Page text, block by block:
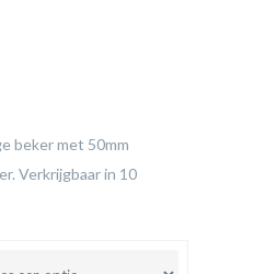
beker met 50mm
Verkrijgbaar in 10